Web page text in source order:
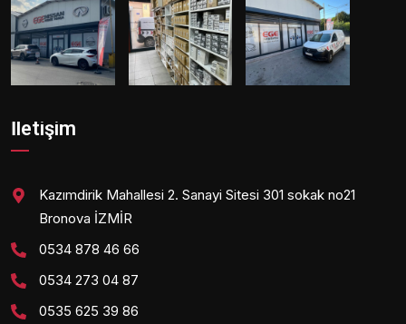
İletişim
Kazımdirik Mahallesi 2. Sanayi Sitesi 301 sokak no21
Bronova İZMİR
0534 878 46 66
0534 273 04 87
0535 625 39 86